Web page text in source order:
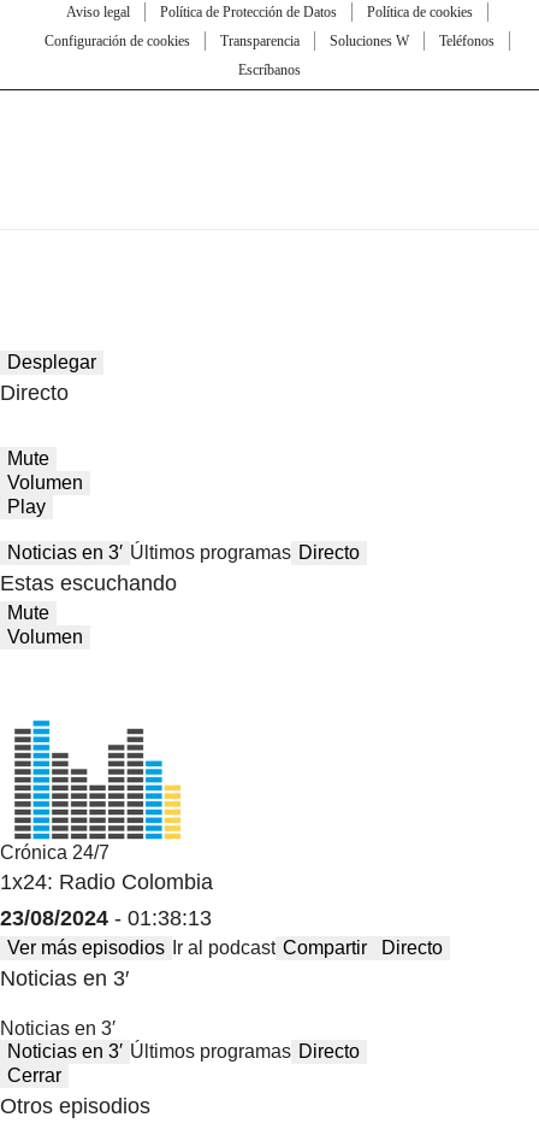
Aviso legal Política de Protección de Datos
Política de cookies
Configuración de cookies
Transparencia Soluciones W
Teléfonos
Escríbanos
Desplegar
Directo
Mute
Volumen
Play
Noticias en 3′ Últimos programas Directo
Estas escuchando
Mute
Volumen
Crónica 24/7
1x24: Radio Colombia
23/08/2024 - 01:38:13
Ver más episodios Ir al podcast Compartir Directo
Noticias en 3′
Noticias en 3′
Noticias en 3′ Últimos programas Directo
Cerrar
Otros episodios